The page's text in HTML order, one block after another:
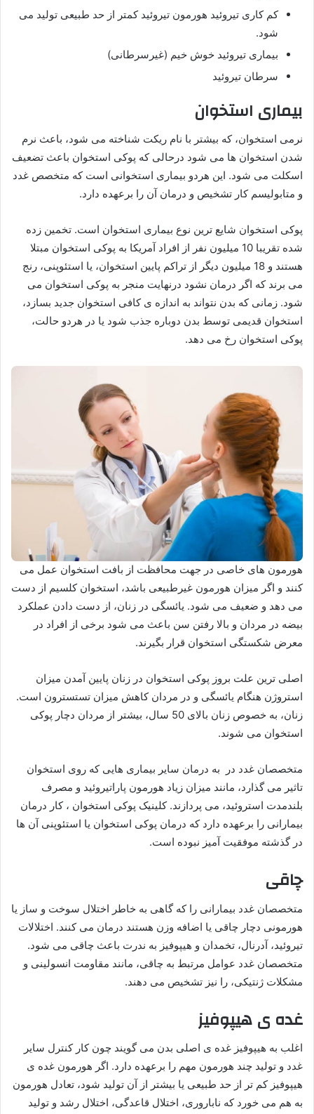
کم کاری تیروئید هورمون تیروئید کمتر از حد طبیعی تولید می
شود.
بیماری تیروئید خوش خیم (غیرسرطانی)
سرطان تیروئید
بیماری استخوان
نرمی استخوان، که بیشتر با نام ریکت شناخته می شود، باعث نرم
شدن استخوان ها می شود درحالی که پوکی استخوان باعث تضعیف
اسکلت می شود. این هردو بیماری استخوانی است که متخصص غدد
و متابولیسم کار تشخیص و درمان آن را برعهده دارد.
پوکی استخوان شایع ترین نوع بیماری استخوان است. تخمین زده
شده تقریبا 10 میلیون نفر از افراد آمریکا به پوکی استخوان مبتلا
هستند و 18 میلیون دیگر از تراکم پایین استخوان، یا استئوپنی، رنج
می برند که اگر درمان نشود درنهایت منجر به پوکی استخوان می
شود. زمانی که بدن نتواند به اندازه ی کافی استخوان جدید بسازد،
استخوان قدیمی توسط بدن دوباره جذب شود یا در هردو حالت،
پوکی استخوان رخ می دهد.
هورمون های خاصی در جهت محافظت از بافت استخوان عمل می
کنند و اگر میزان هورمون غیرطبیعی باشد، استخوان کلسیم از دست
می دهد و ضعیف می شود. یائسگی در زنان، از دست دادن عملکرد
بیضه در مردان و بالا رفتن سن باعث می شود برخی از افراد در
معرض شکستگی استخوان قرار بگیرند.
اصلی ترین علت بروز پوکی استخوان در زنان پایین آمدن میزان
استروژن هنگام یائسگی و در مردان کاهش میزان تستسترون است.
زنان، به خصوص زنان بالای 50 سال، بیشتر از مردان دچار پوکی
استخوان می شوند.
متخصصان غدد در به درمان سایر بیماری هایی که روی استخوان
تاثیر می گذارد، مانند میزان زیاد هورمون پاراتیروئید و مصرف
بلندمدت استروئید، می پردازند. کلینیک پوکی استخوان ، کار درمان
بیمارانی را برعهده دارد که درمان پوکی استخوان یا استئوپنی آن ها
در گذشته موفقیت آمیز نبوده است.
چاقی
متخصصان غدد بیمارانی را که گاهی به خاطر اختلال سوخت و ساز یا
هورمونی دچار چاقی یا اضافه وزن هستند درمان می کنند. اختلالات
تیروئید، آدرنال، تخمدان و هیپوفیز به ندرت باعث چاقی می شود.
متخصصان غدد عوامل مرتبط به چاقی، مانند مقاومت انسولینی و
مشکلات ژنتیکی، را نیز تشخیص می دهند.
غده ی هیپوفیز
اغلب به هیپوفیز غده ی اصلی بدن می گویند چون کار کنترل سایر
غدد و تولید چند هورمون مهم را برعهده دارد. اگر هورمون غده ی
هیپوفیز کم تر از حد طبیعی یا بیشتر از آن تولید شود، تعادل هورمون
به هم می خورد که ناباروری، اختلال قاعدگی، اختلال رشد و تولید